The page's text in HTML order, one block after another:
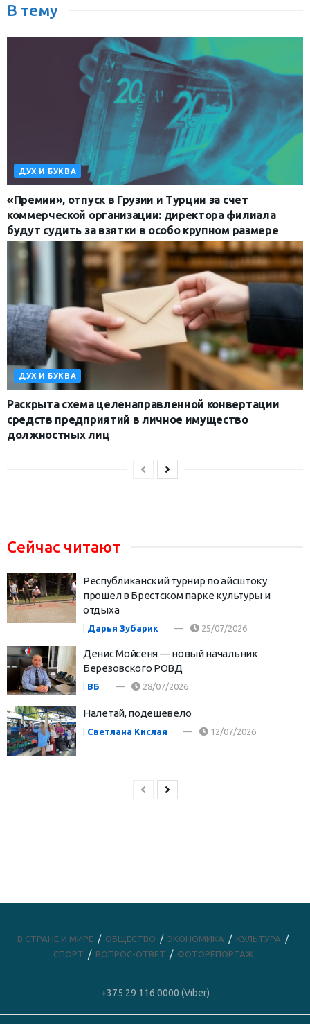
В тему
ДУХ И БУКВА
«Премии», отпуск в Грузии и Турции за счет
коммерческой организации: директора филиала
будут судить за взятки в особо крупном размере
ДУХ И БУКВА
Раскрыта схема целенаправленной конвертации
средств предприятий в личное имущество
должностных лиц
Сейчас читают
Республиканский турнир по айсштоку
прошел в Брестском парке культуры и
отдыха
| Дарья Зубарик 25/07/2026
Денис Мойсеня — новый начальник
Березовского РОВД
| ВБ 28/07/2026
Налетай, подешевело
Светлана Кислая 12/07/2026
В СТРАНЕ И МИРЕ ОБЩЕСТВО ЭКОНОМИКА
КУЛЬТУРА
СПОРТ
ВОПРОС-ОТВЕТ ФОТОРЕПОРТАЖ
+375 29 116 0000 (Viber)